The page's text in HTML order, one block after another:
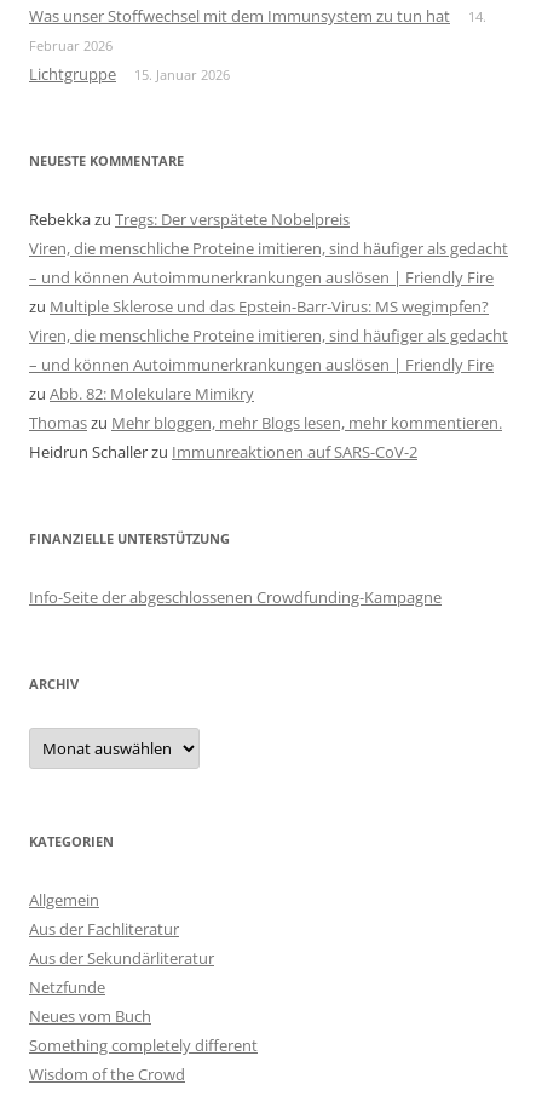
Was unser Stoffwechsel mit dem Immunsystem zu tun hat
14.
Februar 2026
Lichtgruppe 15. Januar 2026
NEUESTE KOMMENTARE
Rebekkazu Tregs: Der verspätete Nobelpreis
Viren, die menschliche Proteine imitieren, sind häufiger als gedacht
– und können Autoimmunerkrankungen auslösen | Friendly Fire
zu Multiple Sklerose und das Epstein-Barr-Virus: MS wegimpfen?
Viren, die menschliche Proteine imitieren, sind häufiger als gedacht
– und können Autoimmunerkrankungen auslösen | Friendly Fire
zu Abb. 82: Molekulare Mimikry
Thomaszu Mehr bloggen, mehr Blogs lesen, mehr kommentieren.
Heidrun Schallerzu Immunreaktionen auf SARS-CoV-2
FINANZIELLE UNTERSTÜTZUNG
Info-Seite der abgeschlossenen Crowdfunding-Kampagne
ARCHIV
Archiv
KATEGORIEN
Allgemein
Aus der Fachliteratur
Aus der Sekundärliteratur
Netzfunde
Neues vom Buch
Something completely different
Wisdom of the Crowd